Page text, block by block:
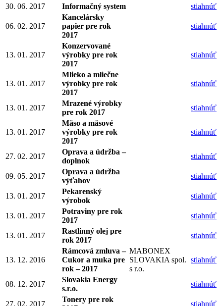
30. 06. 2017 Informačný system stiahnúť
06. 02. 2017
Kancelársky
papier pre rok
2017
stiahnúť
13. 01. 2017
Konzervované
výrobky pre rok
2017
stiahnúť
13. 01. 2017
Mlieko a mliečne
výrobky pre rok
2017
stiahnúť
13. 01. 2017
Mrazené výrobky
pre rok 2017
stiahnúť
13. 01. 2017
Mäso a mäsové
výrobky pre rok
2017
stiahnúť
27. 02. 2017
Oprava a údržba –
doplnok
stiahnúť
09. 05. 2017
Oprava a údržba
výťahov
stiahnúť
13. 01. 2017
Pekarenský
výrobok
stiahnúť
13. 01. 2017
Potraviny pre rok
2017
stiahnúť
13. 01. 2017
Rastlinný olej pre
rok 2017
stiahnúť
13. 12. 2016
Rámcová zmluva –
Cukor a muka pre
rok – 2017
MABONEX
SLOVAKIA spol.
s r.o.
stiahnúť
08. 12. 2017
Slovakia Energy
s.r.o.
stiahnúť
27. 02. 2017
Tonery pre rok
stiahnúť